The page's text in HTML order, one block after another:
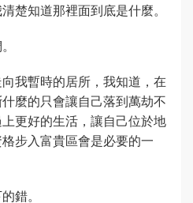
楚知道那裡面到底是什麼。
我暫時的居所，我知道，在
麼的只會讓自己落到萬劫不
更好的生活，讓自己位於地
步入富貴區會是必要的一
錯。